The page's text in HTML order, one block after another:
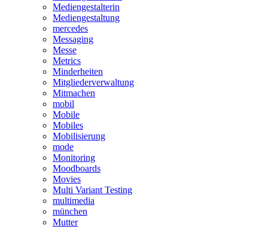
Mediengestalterin
Mediengestaltung
mercedes
Messaging
Messe
Metrics
Minderheiten
Mitgliederverwaltung
Mitmachen
mobil
Mobile
Mobiles
Mobilisierung
mode
Monitoring
Moodboards
Movies
Multi Variant Testing
multimedia
münchen
Mutter